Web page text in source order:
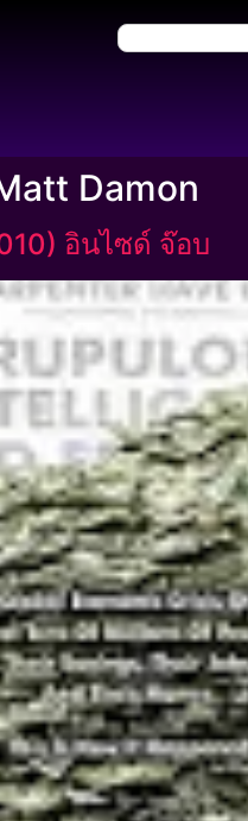
Damon
อินไซด์ จ๊อบ